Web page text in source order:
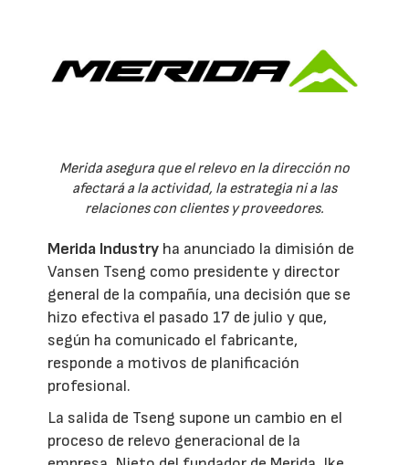
Merida asegura que el relevo en la dirección no
afectará a la actividad, la estrategia ni a las
relaciones con clientes y proveedores.
Merida Industry ha anunciado la dimisión de
Vansen Tseng como presidente y director
general de la compañía, una decisión que se
hizo efectiva el pasado 17 de julio y que,
según ha comunicado el fabricante,
responde a motivos de planificación
profesional.
La salida de Tseng supone un cambio en el
proceso de relevo generacional de la